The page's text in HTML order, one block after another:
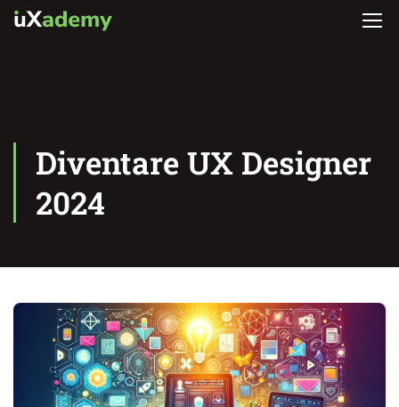
Diventare UX Designer
2024